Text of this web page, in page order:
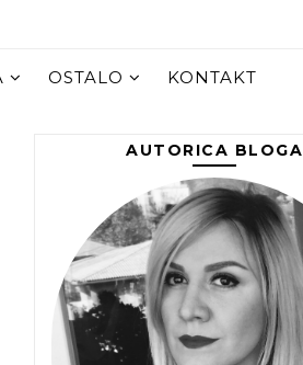
OSTALO KONTAKT
AUTORICA BLOGA